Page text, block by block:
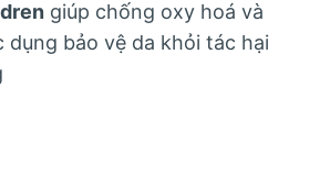
giúp chống oxy hoá và
bảo vệ da khỏi tác hại